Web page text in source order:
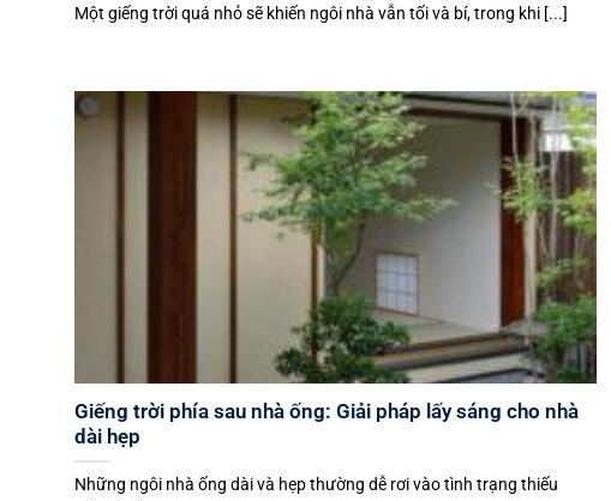
Một giếng trời quá nhỏ sẽ khiến ngôi nhà vẫn tối và bí, trong khi [...]
Giếng trời phía sau nhà ống: Giải pháp lấy sáng cho nhà
dài hẹp
Những ngôi nhà ống dài và hẹp thường dễ rơi vào tình trạng thiếu